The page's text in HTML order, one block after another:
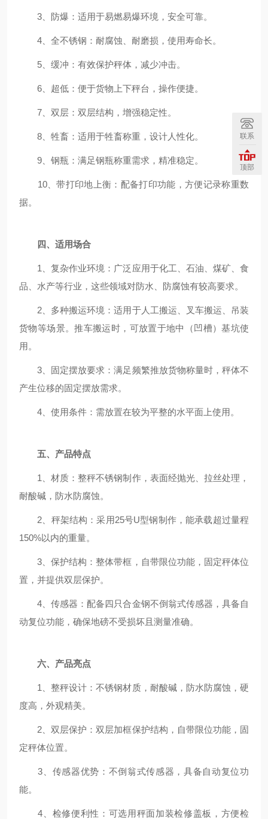
3、防爆：适用于易燃易爆环境，安全可靠。
4、全不锈钢：耐腐蚀、耐磨损，使用寿命长。
5、缓冲：有效保护秤体，减少冲击。
6、超低：便于货物上下秤台，操作便捷。
7、双层：双层结构，增强稳定性。
8、牲畜：适用于牲畜称重，设计人性化。
9、钢瓶：满足钢瓶称重需求，精准稳定。
10、带打印地上衡：配备打印功能，方便记录称重数
据。
四、适用场合
1、复杂作业环境：广泛应用于化工、石油、煤矿、食
品、水产等行业，这些领域对防水、防腐蚀有较高要求。
2、多种搬运环境：适用于人工搬运、叉车搬运、吊装
货物等场景。推车搬运时，可放置于地中（凹槽）基坑使
用。
3、固定摆放要求：满足频繁推放货物称量时，秤体不
产生位移的固定摆放需求。
4、使用条件：需放置在较为平整的水平面上使用。
五、产品特点
1、材质：整秤不锈钢制作，表面经抛光、拉丝处理，
耐酸碱，防水防腐蚀。
2、秤架结构：采用25号U型钢制作，能承载超过量程
150%以内的重量。
3、保护结构：整体带框，自带限位功能，固定秤体位
置，并提供双层保护。
4、传感器：配备四只合金钢不倒翁式传感器，具备自
动复位功能，确保地磅不受损坏且测量准确。
六、产品亮点
1、整秤设计：不锈钢材质，耐酸碱，防水防腐蚀，硬
度高，外观精美。
2、双层保护：双层加框保护结构，自带限位功能，固
定秤体位置。
3、传感器优势：不倒翁式传感器，具备自动复位功
能。
4、检修便利性：可选用秤面加装检修盖板，方便检
联系
顶部